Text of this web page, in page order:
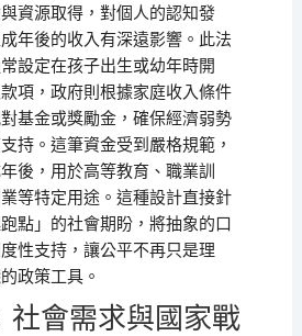
資源取得，對個人的認知發
年後的收入有深遠影響。此法
設定在孩子出生或幼年時開
項，政府則根據家庭收入條件
基金或獎勵金，確保經濟弱勢
持。這筆資金受到嚴格規範，
後，用於高等教育、職業訓
等特定用途。這種設計直接針
點」的社會期盼，將抽象的口
性支持，讓公平不再只是理
政策工具。
社會需求與國家戰